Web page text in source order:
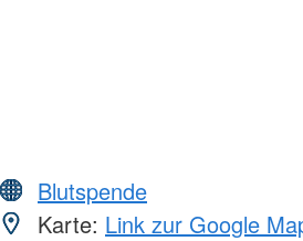
Blutspende
Karte: Link zur Google